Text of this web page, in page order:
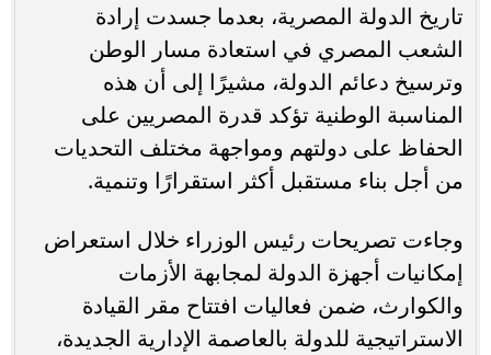
تاريخ الدولة المصرية، بعدما جسدت إرادة
الشعب المصري في استعادة مسار الوطن
وترسيخ دعائم الدولة، مشيرًا إلى أن هذه
المناسبة الوطنية تؤكد قدرة المصريين على
الحفاظ على دولتهم ومواجهة مختلف التحديات
من أجل بناء مستقبل أكثر استقرارًا وتنمية.
وجاءت تصريحات رئيس الوزراء خلال استعراض
إمكانيات أجهزة الدولة لمجابهة الأزمات
والكوارث، ضمن فعاليات افتتاح مقر القيادة
الاستراتيجية للدولة بالعاصمة الإدارية الجديدة،